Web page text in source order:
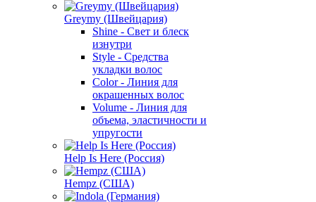
Greymy (Швейцария)
Shine - Свет и блеск
изнутри
Style - Средства
укладки волос
Color - Линия для
окрашенных волос
Volume - Линия для
объема, эластичности и
упругости
Help Is Here (Россия)
Hempz (США)